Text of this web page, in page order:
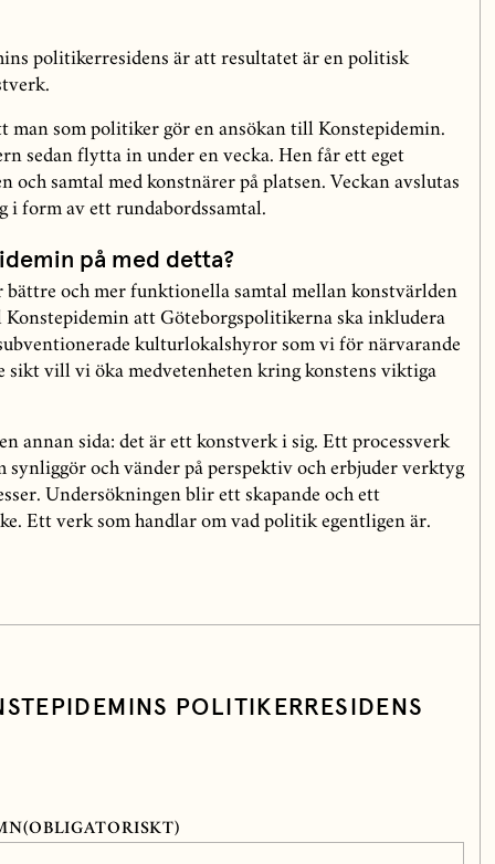
politikerresidens är att resultatet är en politisk
man som politiker gör en ansökan till Konstepidemin.
sedan flytta in under en vecka. Hen får ett eget
och samtal med konstnärer på platsen. Veckan avslutas
i form av ett rundabordssamtal.
på med detta?
bättre och mer funktionella samtal mellan konstvärlden
att Göteborgspolitikerna ska inkludera
kulturlokalshyror som vi för närvarande
sikt vill vi öka medvetenheten kring konstens viktiga
annan sida: det är ett konstverk i sig. Ett processverk
synliggör och vänder på perspektiv och erbjuder verktyg
Undersökningen blir ett skapande och ett
Ett verk som handlar om vad politik egentligen är.
POLITIKERRESIDENS
(OBLIGATORISKT)